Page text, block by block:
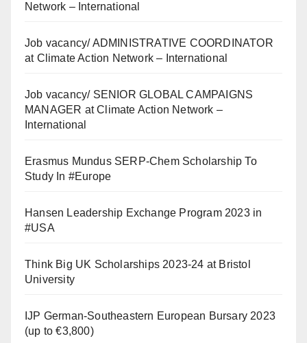
Network – International
Job vacancy/ ADMINISTRATIVE COORDINATOR
at Climate Action Network – International
Job vacancy/ SENIOR GLOBAL CAMPAIGNS
MANAGER at Climate Action Network –
International
Erasmus Mundus SERP-Chem Scholarship To
Study In #Europe
Hansen Leadership Exchange Program 2023 in
#USA
Think Big UK Scholarships 2023-24 at Bristol
University
IJP German-Southeastern European Bursary 2023
(up to €3,800)